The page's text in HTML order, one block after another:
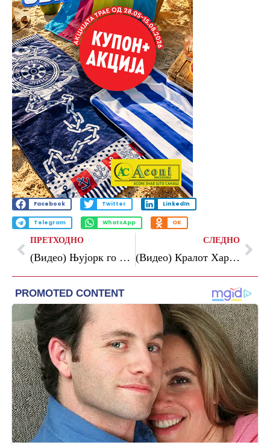
Facebook Twitter LinkedIn
Telegram WhatsApp OK
ПРЕТХОДНО
(Видео) Њујорк го декласира Кливленд за 2:0 во финалната серија
СЛЕДНО
(Видео) Кралот Харалд V ги најави Норвежаните на Светското првенство